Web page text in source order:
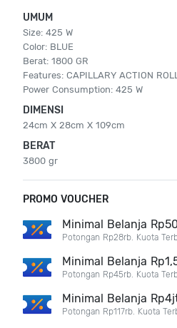
UMUM
Size: 425 W
Color: BLUE
Berat: 1800 GR
Features: CAPILLARY ACTION
Power Consumption: 425 W
DIMENSI
24cm X 28cm X 109cm
BERAT
3800 gr
PROMO VOUCHER
Minimal Belanja
Potongan Rp28rb. Kuota
Minimal Belanja
Potongan Rp45rb. Kuota
Minimal Belanja
Potongan Rp117rb. Kuota